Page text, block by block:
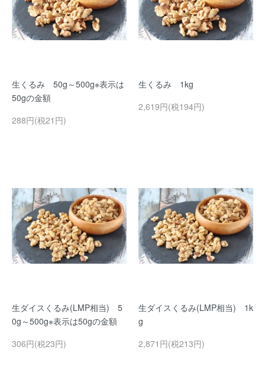
生くるみ 50g～500g※表示は
50gの金額
288円(税21円)
生くるみ 1kg
2,619円(税194円)
生ダイスくるみ(LMP相当) 5
0g～500g※表示は50gの金額
306円(税23円)
生ダイスくるみ(LMP相当) 1k
g
2,871円(税213円)